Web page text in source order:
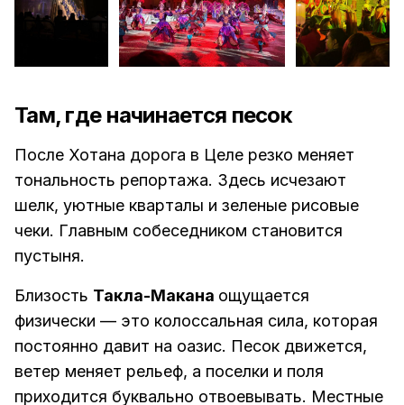
Там, где начинается песок
После Хотана дорога в Целе резко меняет
тональность репортажа. Здесь исчезают
шелк, уютные кварталы и зеленые рисовые
чеки. Главным собеседником становится
пустыня.
Близость Такла-Макана ощущается
физически — это колоссальная сила, которая
постоянно давит на оазис. Песок движется,
ветер меняет рельеф, а поселки и поля
приходится буквально отвоевывать. Местные